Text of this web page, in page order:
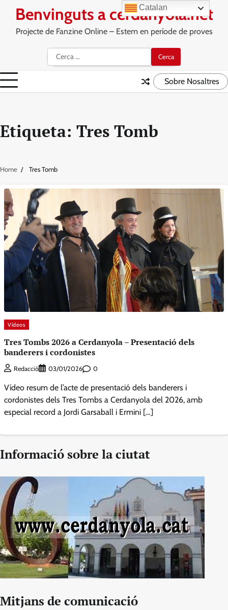
content
Benvinguts a cerdanyola.net
Projecte de Fanzine Online – Estem en període de proves
Cerca:
Sobre Nosaltres
Etiqueta: Tres Tomb
Home Tres Tomb
Vídeos
Tres Tombs 2026 a Cerdanyola – Presentació dels
banderers i cordonistes
Redacció 03/01/2026 0
Vídeo resum de l’acte de presentació dels banderers i
cordonistes dels Tres Tombs a Cerdanyola del 2026, amb
especial record a Jordi Garsaball i Ermini […]
Informació sobre la ciutat
Mitjans de comunicació
Catalan